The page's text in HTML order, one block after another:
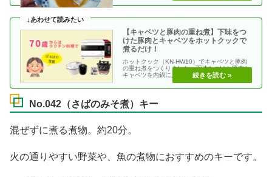
【キャベツと豚肉の重ね煮】下味をつ
けた豚肉とキャベツをホットクックで
煮るだけ！
ホットクック（KN-HW10）でキャベツと豚肉
の重ね煮をつくりました。下味をつけた豚肉と
キャベツを内鍋に入れて、煮るだけ！
No.042（さば・・
No.042（さばのみそ煮）キー
混ぜずに煮る煮物。約20分。
火の通りやすい野菜や、魚の煮物におすすめのキーです。